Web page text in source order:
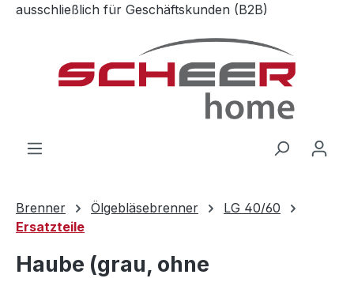
Zum Hauptinhalt springen
ausschließlich für Geschäftskunden (B2B)
Brenner Ölgebläsebrenner
LG 40/60
Ersatzteile
Haube (grau, ohne